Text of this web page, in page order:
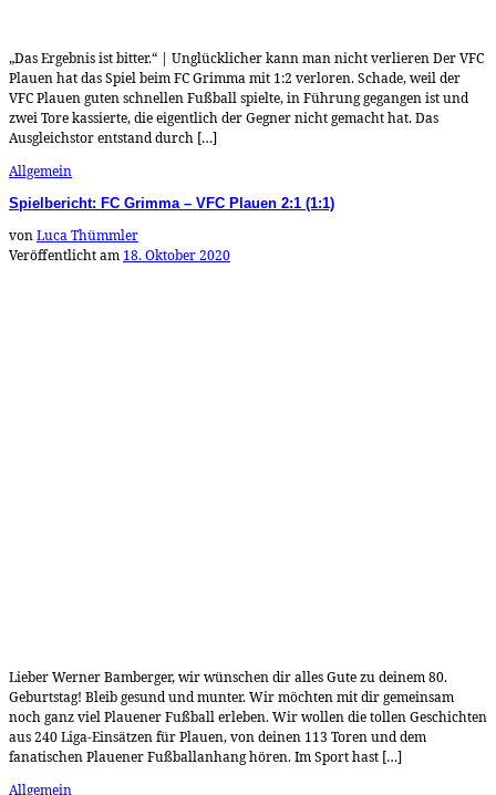
„Das Ergebnis ist bitter.“ | Unglücklicher kann man nicht verlieren Der VFC
Plauen hat das Spiel beim FC Grimma mit 1:2 verloren. Schade, weil der
VFC Plauen guten schnellen Fußball spielte, in Führung gegangen ist und
zwei Tore kassierte, die eigentlich der Gegner nicht gemacht hat. Das
Ausgleichstor entstand durch […]
Allgemein
Spielbericht: FC Grimma – VFC Plauen 2:1 (1:1)
vonLuca Thümmler
Veröffentlicht am 18. Oktober 2020
Lieber Werner Bamberger, wir wünschen dir alles Gute zu deinem 80.
Geburtstag! Bleib gesund und munter. Wir möchten mit dir gemeinsam
noch ganz viel Plauener Fußball erleben. Wir wollen die tollen Geschichten
aus 240 Liga-Einsätzen für Plauen, von deinen 113 Toren und dem
fanatischen Plauener Fußballanhang hören. Im Sport hast […]
Allgemein